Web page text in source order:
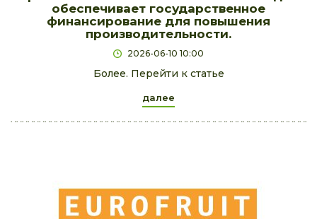
обеспечивает государственное
финансирование для повышения
производительности.
2026-06-10 10:00
Более. Перейти к статье
далее